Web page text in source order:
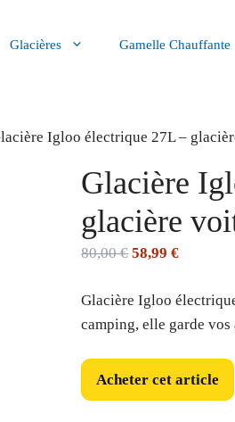
Glacières Gamelle Chauffante
Igloo électrique 27L –
Glacière
glacière
80,00€Le
initial
était :
58,99€Le
actuel
est :
Glacière Igloo
camping, elle garde
Acheter cet article